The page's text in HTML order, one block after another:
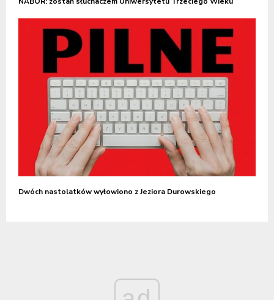
Dwóch nastolatków wyłowiono z Jeziora Durowskiego